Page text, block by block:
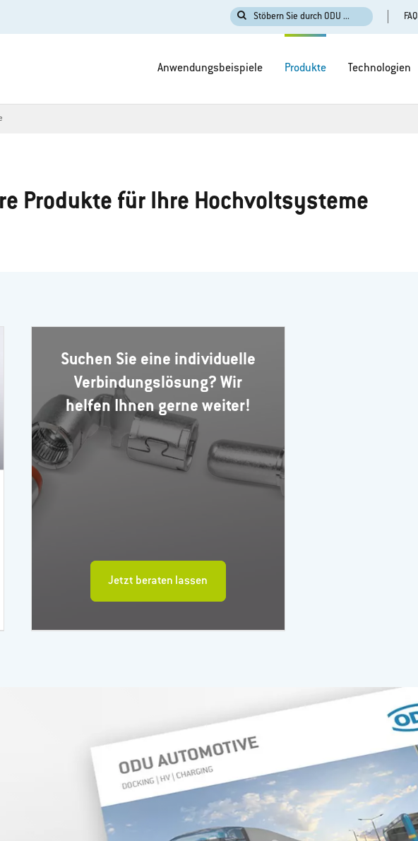
Stöbern Sie durch ODU ... FAQ
Anwendungsbeispiele Produkte Technologien
Produkte für Ihre Hochvoltsysteme
Suchen Sie eine individuelle
Verbindungslösung? Wir
helfen Ihnen gerne weiter!
Jetzt beraten lassen